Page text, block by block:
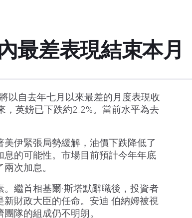
最差表現結束本月
以自去年七月以來最差的月度表現收
英鎊已下跌約2.2%。當前水平為去
伊緊張局勢緩解，油價下跌降低了
的可能性。市場目前預計今年年底
次加息。
繼首相基爾·斯塔默辭職後，投資者
財政大臣的任命。安迪·伯納姆被視
隊的組成仍不明朗。